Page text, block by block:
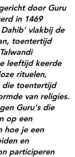
door Guru
in 1469
vlakbij de
toentertijd
leeftijd keerde
rituelen,
die toentertijd
van religies.
Guru's die
op een
hoe je een
en
participeren